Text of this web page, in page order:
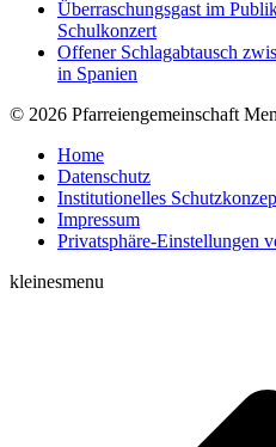
Überraschungsgast im
Schulkonzert
Offener Schlagabtausch
in Spanien
© 2026 Pfarreiengemeinschaft
Home
Datenschutz
Institutionelles
Impressum
Privatsphäre-Einstellungen
kleinesmenu